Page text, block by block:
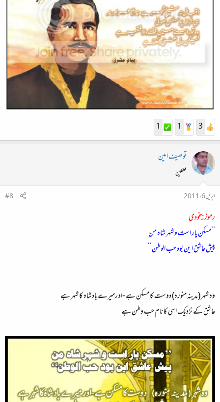
3
1
1
توصیف امین
محفلین
اپریل 6، 2011
#8
رموز بیخودی
’’مسکن یار است و شہر شاہ من
پیش عاشق این بود حب الوطن‘‘
وہ شہر (مدینہ منورہ) دوست کا مسکن ہے -اورمیرے بادشاہ کا شہر ہے
عاشق کے نزدیک اسی کا نام حب وطن ہے